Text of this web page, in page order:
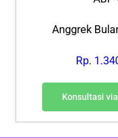
Anggrek
Rp.
Konsultasi